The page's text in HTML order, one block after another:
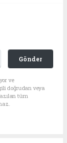
Gönder
ve
doğrudan veya
tüm